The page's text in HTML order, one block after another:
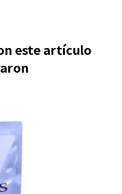
este artículo